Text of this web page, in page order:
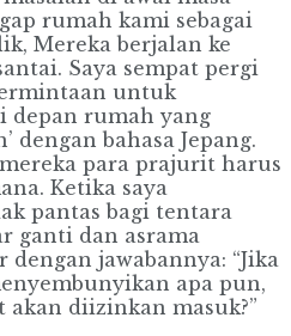
rumah kami sebagai
Mereka berjalan ke
Saya sempat pergi
untuk
depan rumah yang
dengan bahasa Jepang.
para prajurit harus
Ketika saya
pantas bagi tentara
ganti dan asrama
jawabannya: “Jika
apa pun,
diizinkan masuk?”